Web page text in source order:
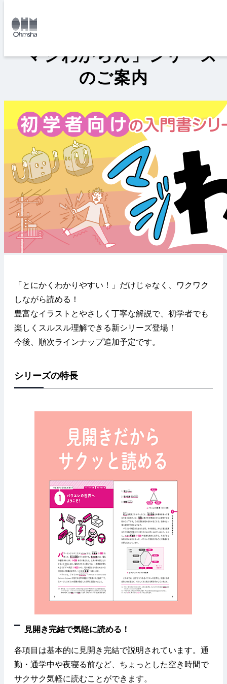
トップ
「マジわからん」シリーズ
のご案内
「とにかくわかりやすい！」だけじゃなく、ワクワク
しながら読める！
豊富なイラストとやさしく丁寧な解説で、初学者でも
楽しくスルスル理解できる新シリーズ登場！
今後、順次ラインナップ追加予定です。
シリーズの特長
見開き完結で気軽に読める！
各項目は基本的に見開き完結で説明されています。通
勤・通学中や夜寝る前など、ちょっとした空き時間で
サクサク気軽に読むことができます。